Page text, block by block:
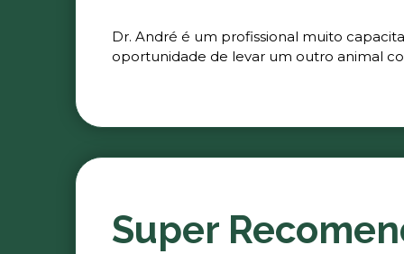
Dr. André é um profissional muito
oportunidade de levar um outro animal
Super